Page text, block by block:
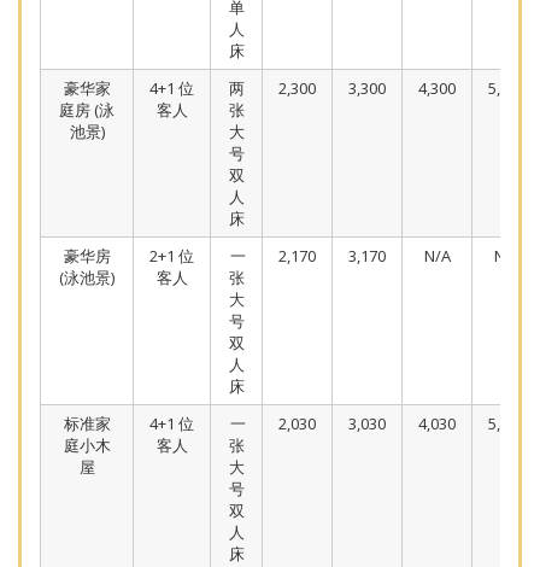
单
人
床
豪华家
庭房 (泳
池景)
4+1 位
客人
两
张
大
号
双
人
床
2,300 3,300 4,300 5,300
豪华房
(泳池景)
2+1 位
客人
一
张
大
号
双
人
床
2,170 3,170 N/A N/A
标准家
庭小木
屋
4+1 位
客人
一
张
大
号
双
人
床
2,030 3,030 4,030 5,030